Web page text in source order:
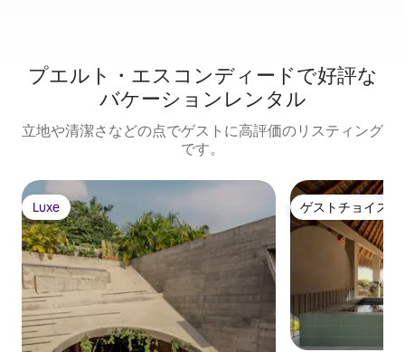
プエルト・エスコンディードで好評な
バケーションレンタル
立地や清潔さなどの点でゲストに高評価のリスティング
です。
Luxe
Luxe ゲストチョイス
ゲストチョイス